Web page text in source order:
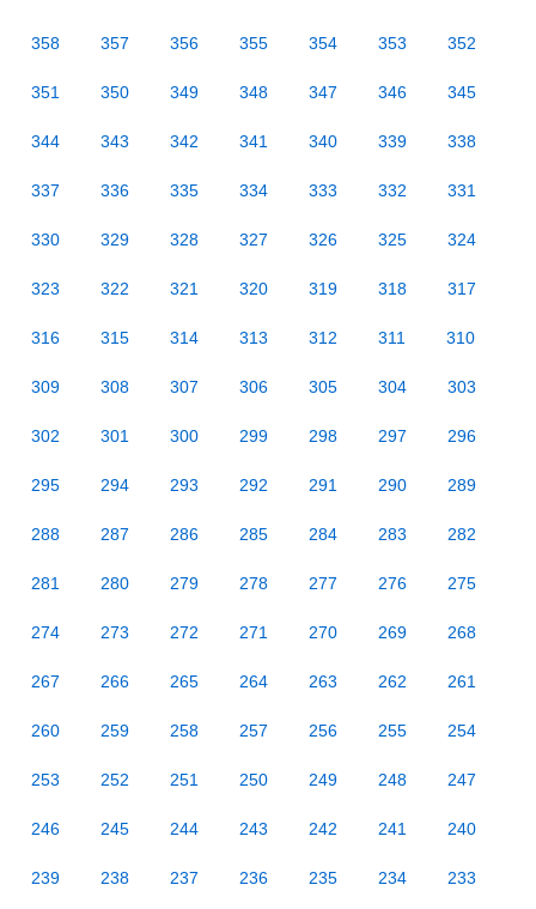
358 357 356 355 354 353 352
351 350 349 348 347 346 345
344 343 342 341 340 339 338
337 336 335 334 333 332 331
330 329 328 327 326 325 324
323 322 321 320 319 318 317
316 315 314 313 312 311 310
309 308 307 306 305 304 303
302 301 300 299 298 297 296
295 294 293 292 291 290 289
288 287 286 285 284 283 282
281 280 279 278 277 276 275
274 273 272 271 270 269 268
267 266 265 264 263 262 261
260 259 258 257 256 255 254
253 252 251 250 249 248 247
246 245 244 243 242 241 240
239 238 237 236 235 234 233